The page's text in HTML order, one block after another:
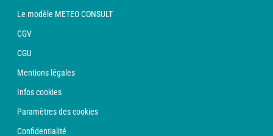
Le modèle METEO CONSULT
CGV
CGU
Mentions légales
Infos cookies
Paramètres des cookies
Confidentialité